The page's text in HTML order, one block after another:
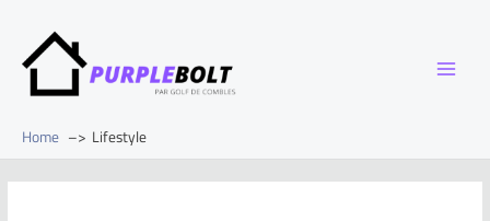
Home Lifestyle